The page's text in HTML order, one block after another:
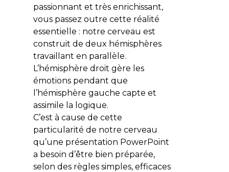
passionnant et très enrichissant,
vous passez outre cette réalité
essentielle : notre cerveau est
construit de deux hémisphères
travaillant en parallèle.
L’hémisphère droit gère les
émotions pendant que
l’hémisphère gauche capte et
assimile la logique.
C’est à cause de cette
particularité de notre cerveau
qu’une présentation PowerPoint
a besoin d’être bien préparée,
selon des règles simples, efficaces